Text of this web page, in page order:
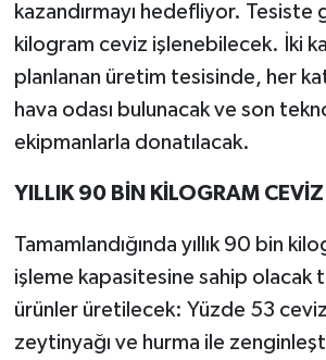
kazandırmayı hedefliyor. Tesiste
kilogram ceviz işlenebilecek. İki
planlanan üretim tesisinde, her
hava odası bulunacak ve son
ekipmanlarla donatılacak.
YILLIK 90 BİN KİLOGRAM CEVİZ
Tamamlandığında yıllık 90 bin
işleme kapasitesine sahip olacak
ürünler üretilecek: Yüzde 53
zeytinyağı ve hurma ile